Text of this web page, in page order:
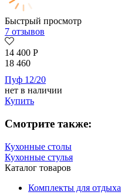
Быстрый просмотр
7 отзывов
14 400 Р
18 460
Пуф 12/20
нет в наличии
Купить
Смотрите также:
Кухонные столы
Кухонные стулья
Каталог товаров
Комплекты для отдыха